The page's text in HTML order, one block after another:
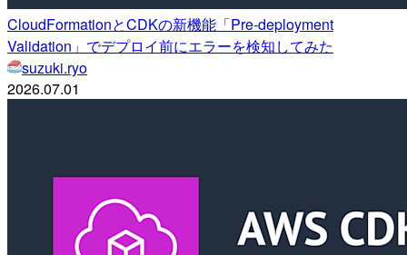
CloudFormationとCDKの新機能「Pre-deployment
Validation」でデプロイ前にエラーを検知してみた
suzuki.ryo
2026.07.01